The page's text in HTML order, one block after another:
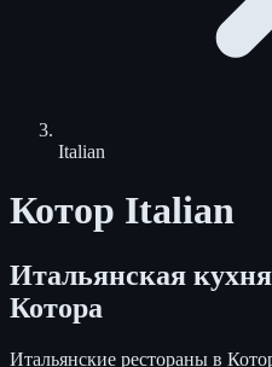
Italian
Котор Italian
Итальянская
Котора
Итальянские рестораны в